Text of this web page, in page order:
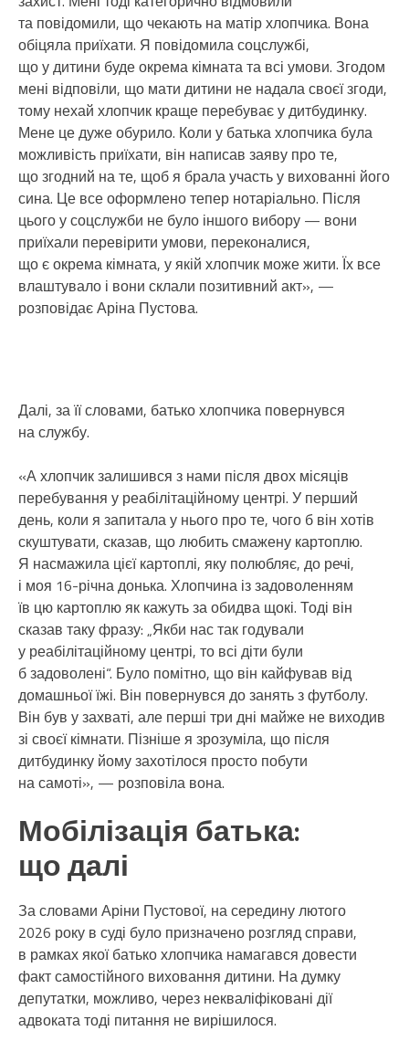
та повідомили, що чекають на матір хлопчика. Вона
обіцяла приїхати. Я повідомила соцслужбі,
що у дитини буде окрема кімната та всі умови. Згодом
мені відповіли, що мати дитини не надала своєї згоди,
тому нехай хлопчик краще перебуває у дитбудинку.
Мене це дуже обурило. Коли у батька хлопчика була
можливість приїхати, він написав заяву про те,
що згодний на те, щоб я брала участь у вихованні його
сина. Це все оформлено тепер нотаріально. Після
цього у соцслужби не було іншого вибору — вони
приїхали перевірити умови, переконалися,
що є окрема кімната, у якій хлопчик може жити. Їх все
влаштувало і вони склали позитивний акт», —
розповідає Аріна Пустова.
Далі, за її словами, батько хлопчика повернувся
на службу.
«А хлопчик залишився з нами після двох місяців
перебування у реабілітаційному центрі. У перший
день, коли я запитала у нього про те, чого б він хотів
скуштувати, сказав, що любить смажену картоплю.
Я насмажила цієї картоплі, яку полюбляє, до речі,
і моя 16-річна донька. Хлопчина із задоволенням
їв цю картоплю як кажуть за обидва щокі. Тоді він
сказав таку фразу: „Якби нас так годували
у реабілітаційному центрі, то всі діти були
б задоволені“. Було помітно, що він кайфував від
домашньої їжі. Він повернувся до занять з футболу.
Він був у захваті, але перші три дні майже не виходив
зі своєї кімнати. Пізніше я зрозуміла, що після
дитбудинку йому захотілося просто побути
на самоті», — розповіла вона.
Мобілізація батька:
що далі
За словами Аріни Пустової, на середину лютого
2026 року в суді було призначено розгляд справи,
в рамках якої батько хлопчика намагався довести
факт самостійного виховання дитини. На думку
депутатки, можливо, через некваліфіковані дії
адвоката тоді питання не вирішилося.